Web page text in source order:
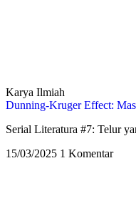
Karya Ilmiah
Dunning-Kruger Effect:
Serial Literatura #7: Telur
15/03/2025 1 Komentar